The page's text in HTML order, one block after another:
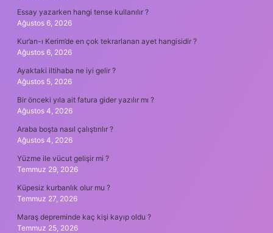
Essay yazarken hangi tense kullanılır ?
Ağustos 6, 2026
Kur’an-ı Kerim’de en çok tekrarlanan ayet hangisidir ?
Ağustos 6, 2026
Ayaktaki iltihaba ne iyi gelir ?
Ağustos 5, 2026
Bir önceki yıla ait fatura gider yazılır mı ?
Ağustos 4, 2026
Araba boşta nasıl çalıştırılır ?
Ağustos 4, 2026
Yüzme ile vücut gelişir mi ?
Temmuz 29, 2026
Küpesiz kurbanlık olur mu ?
Temmuz 27, 2026
Maraş depreminde kaç kişi kayıp oldu ?
Temmuz 25, 2026